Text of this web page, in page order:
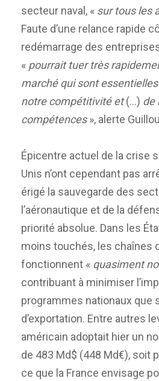
secteur naval, « sur tous les
Faute d’une relance rapide
redémarrage des
« pourrait tuer très
marché qui sont
notre compétitivité et(…) de
compétences», alerte
Épicentre actuel de la crise
Unis n’ont cependant pas
érigé la sauvegarde des
l’aéronautique et de la
priorité absolue. Dans les
moins touchés, les chaînes
fonctionnent « quasiment
contribuant à minimiser
programmes nationaux que
d’exportation. Entre autres
américain adoptait hier un
de 483 Md$ (448 Md€), soit
ce que la France envisage